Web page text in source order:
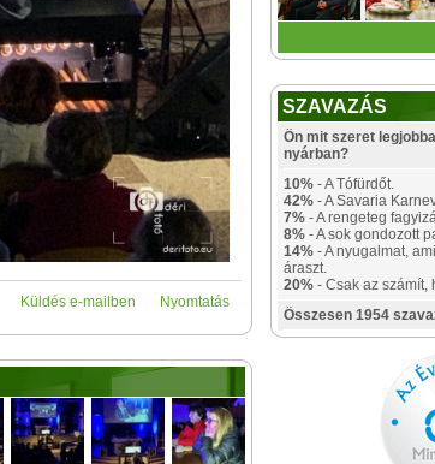
Nyomtatás
Küldés e-mailben
SZAVAZÁS
Ön mit szeret
nyárban?
10% - A Tófürdőt.
42% - A Savaria
7% - A rengeteg
8% - A sok gondozott
14% - A nyugalmat,
áraszt.
20% - Csak az számít,
Összesen 1954